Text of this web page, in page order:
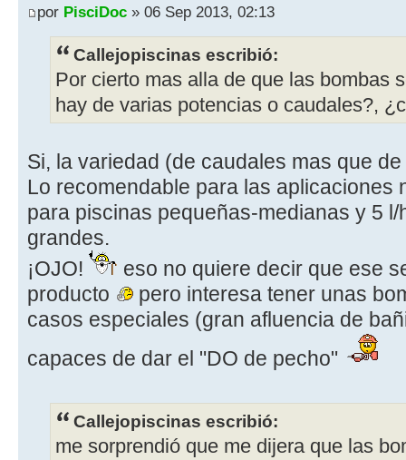
por PisciDoc » 06 Sep 2013, 02:13
Callejopiscinas escribió:
Por cierto mas alla de que las bombas
hay de varias potencias o caudales?,
Si, la variedad (de caudales mas que
Lo recomendable para las aplicaciones
para piscinas pequeñas-medianas y 5
grandes.
¡OJO!
eso no quiere decir que ese
producto
pero interesa tener unas
casos especiales (gran afluencia de
capaces de dar el "DO de pecho"
Callejopiscinas escribió:
me sorprendió que me dijera que las